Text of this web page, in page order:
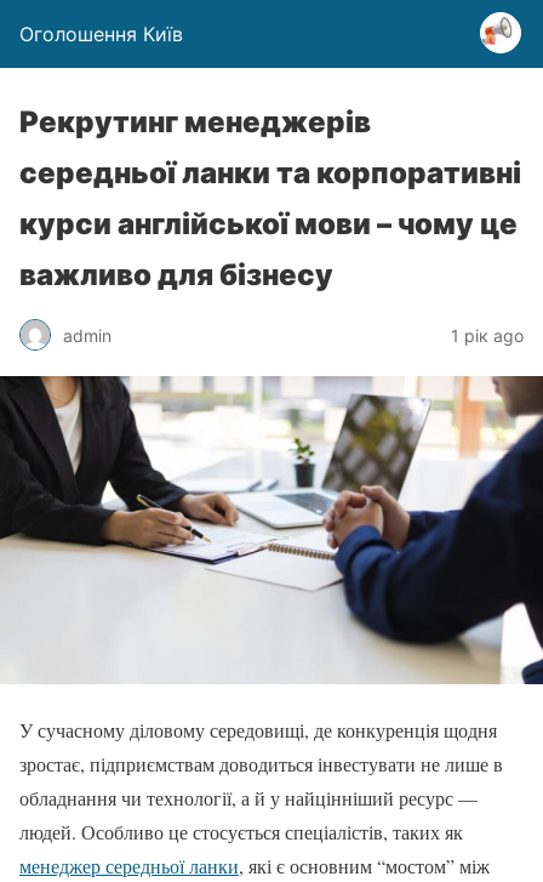
Оголошення Київ
Рекрутинг менеджерів
середньої ланки та корпоративні
курси англійської мови – чому це
важливо для бізнесу
admin 1 рік ago
У сучасному діловому середовищі, де конкуренція щодня
зростає, підприємствам доводиться інвестувати не лише в
обладнання чи технології, а й у найцінніший ресурс —
людей. Особливо це стосується спеціалістів, таких як
менеджер середньої ланки, які є основним “мостом” між